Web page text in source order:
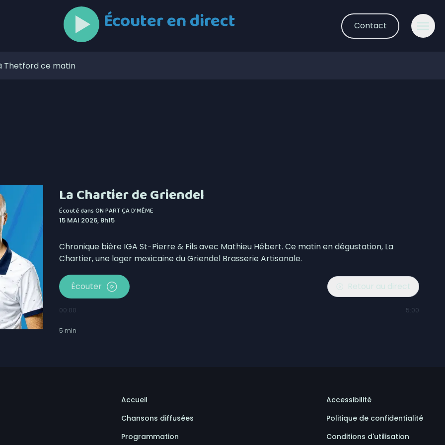
Écouter en direct Contact
Thetford ce matin
l’Unicanvas ce weekend
à Thetford au cours des prochains jours
les dépenses de Christine Fréchette
de l’Opération nationale concertée en sécurité
Frontenac au pas de campagne
de-Broughton fermée ce jeudi
La Chartier de Griendel
Écouté dansON PART ÇA D'MÊME
15 MAI 2026, 8h15
Chronique bière IGA St-Pierre & Fils avec Mathieu Hébert. Ce matin en dégustation, La
Chartier, une lager mexicaine du Griendel Brasserie Artisanale.
Écouter Retour au direct
00:00 5:00
5 min
Accueil
Chansons diffusées
Programmation
Accessibilité
Politique de confidentialité
Conditions d'utilisation